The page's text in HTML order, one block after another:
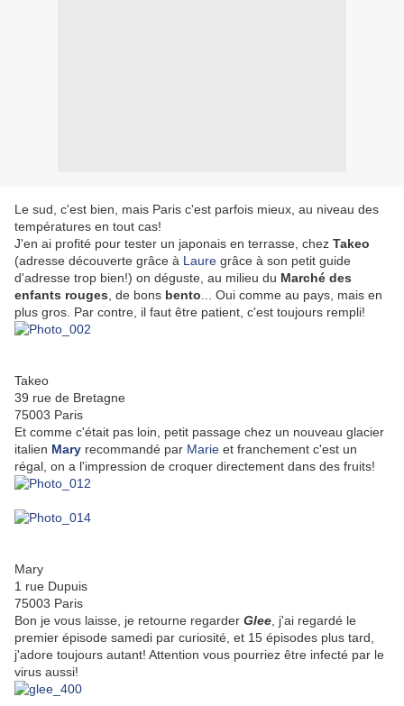
Le sud, c'est bien, mais Paris c'est parfois mieux, au niveau des
températures en tout cas!
J'en ai profité pour tester un japonais en terrasse, chez Takeo
(adresse découverte grâce à Laure grâce à son petit guide
d'adresse trop bien!) on déguste, au milieu du Marché des
enfants rouges , de bons bento ... Oui comme au pays, mais en
plus gros. Par contre, il faut être patient, c'est toujours rempli!
Takeo
39 rue de Bretagne
75003 Paris
Et comme c'était pas loin, petit passage chez un nouveau glacier
italien Mary recommandé par Marie et franchement c'est un
régal, on a l'impression de croquer directement dans des fruits!
Mary
1 rue Dupuis
75003 Paris
Bon je vous laisse, je retourne regarder Glee , j'ai regardé le
premier épisode samedi par curiosité, et 15 épisodes plus tard,
j'adore toujours autant! Attention vous pourriez être infecté par le
virus aussi!